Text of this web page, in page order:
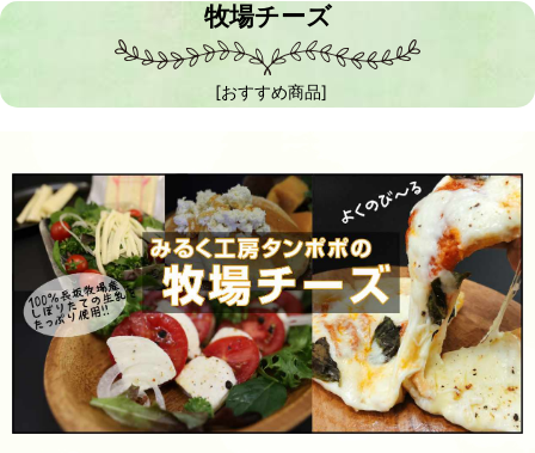
牧場チーズ
[おすすめ商品]